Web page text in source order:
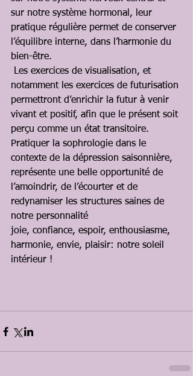
sur notre système hormonal, leur
pratique régulière permet de conserver
l’équilibre interne, dans l’harmonie du
bien-être.
notamment les exercices de futurisation
permettront d’enrichir la futur à venir
vivant et positif, afin que le présent soit
perçu comme un état transitoire.
Pratiquer la sophrologie dans le
contexte de la dépression saisonnière,
représente une belle opportunité de
l’amoindrir, de l’écourter et de
redynamiser les structures saines de
notre personnalité
joie, confiance, espoir, enthousiasme,
harmonie, envie, plaisir: notre soleil
intérieur !